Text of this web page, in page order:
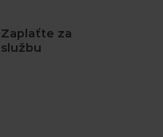
Zaplaťte za
službu